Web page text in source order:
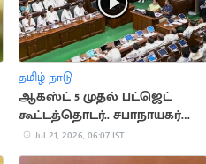
தமிழ் நாடு
ஆகஸ்ட் 5 முதல் பட்ஜெட்
கூட்டத்தொடர்.. சபாநாயகர்
அறிவிப்பு
Jul 21, 2026, 06:07 IST